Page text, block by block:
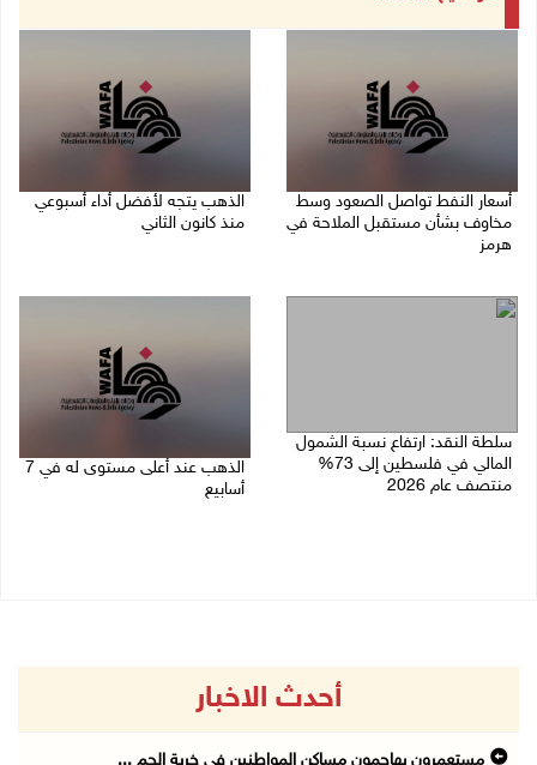
أسعار النفط تواصل الصعود وسط
مخاوف بشأن مستقبل الملاحة في
هرمز
الذهب يتجه لأفضل أداء أسبوعي
منذ كانون الثاني
سلطة النقد: ارتفاع نسبة الشمول
المالي في فلسطين إلى 73%
منتصف عام 2026
الذهب عند أعلى مستوى له في 7
أسابيع
أحدث الاخبار